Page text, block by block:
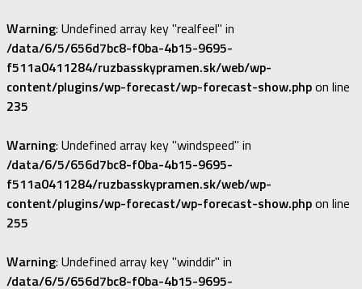
Warning: Undefined array key "realfeel" in
/data/6/5/656d7bc8-f0ba-4b15-9695-
f511a0411284/ruzbasskypramen.sk/web/wp-
content/plugins/wp-forecast/wp-forecast-show.phpon line
235
Warning: Undefined array key "windspeed" in
/data/6/5/656d7bc8-f0ba-4b15-9695-
f511a0411284/ruzbasskypramen.sk/web/wp-
content/plugins/wp-forecast/wp-forecast-show.phpon line
255
Warning: Undefined array key "winddir" in
/data/6/5/656d7bc8-f0ba-4b15-9695-